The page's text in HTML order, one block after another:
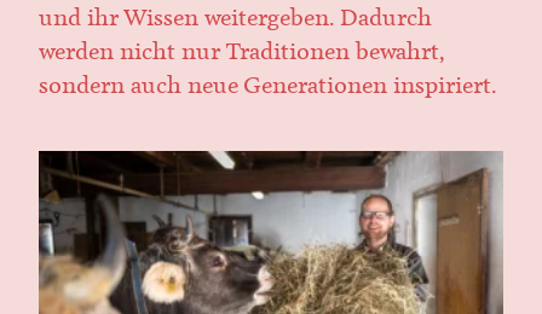
und ihr Wissen weitergeben. Dadurch
werden nicht nur Traditionen bewahrt,
sondern auch neue Generationen inspiriert.